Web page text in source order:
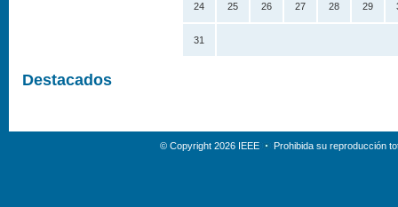
24 25 26 27 28 29
31
Destacados
© Copyright 2026 IEEE Prohibida su reproducción